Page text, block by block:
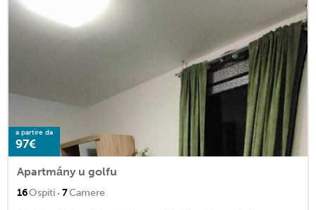
a partire da
97€
Apartmány u golfu
16Ospiti · 7Camere